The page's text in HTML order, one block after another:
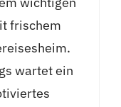
frischem
wartet ein